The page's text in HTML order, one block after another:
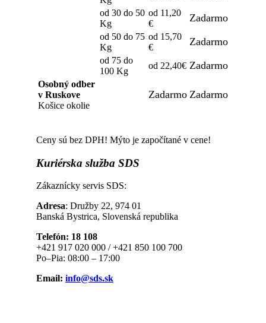
od 30 do 50
Kg
od 11,20
€
Zadarmo
od 50 do 75
Kg
od 15,70
€
Zadarmo
od 75 do
100 Kg
od 22,40€ Zadarmo
Osobný odber
v Ruskove
Košice okolie
Zadarmo Zadarmo
Ceny sú bez DPH! Mýto je započítané v cene!
Kuriérska služba SDS
Zákaznícky servis SDS:
Adresa: Družby 22, 974 01
Banská Bystrica, Slovenská republika
Telefón: 18 108
+421 917 020 000 / +421 850 100 700
Po–Pia: 08:00 – 17:00
Email: info@sds.sk